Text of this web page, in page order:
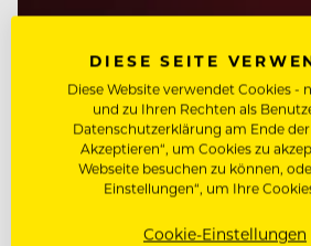
DIESE SEITE
Diese Website verwendet Cookies -
und zu Ihren Rechten als
Datenschutzerklärung am Ende der
Akzeptieren“, um Cookies zu
Webseite besuchen zu können,
Einstellungen“, um Ihre
Cookie-Einstellungen